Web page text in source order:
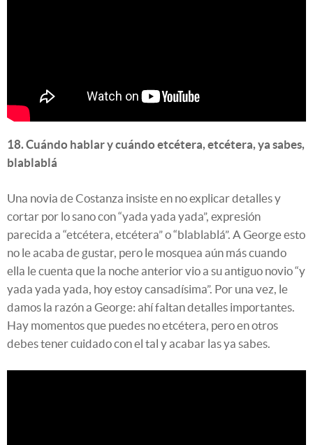
18. Cuándo hablar y cuándo etcétera, etcétera, ya sabes,
blablablá
Una novia de Costanza insiste en no explicar detalles y
cortar por lo sano con “yada yada yada”, expresión
parecida a “etcétera, etcétera” o “blablablá”. A George esto
no le acaba de gustar, pero le mosquea aún más cuando
ella le cuenta que la noche anterior vio a su antiguo novio “y
yada yada yada, hoy estoy cansadísima”. Por una vez, le
damos la razón a George: ahí faltan detalles importantes.
Hay momentos que puedes no etcétera, pero en otros
debes tener cuidado con el tal y acabar las ya sabes.